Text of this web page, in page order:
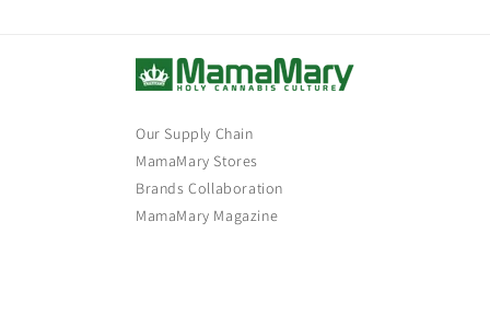
Our Supply Chain
MamaMary Stores
Brands Collaboration
MamaMary Magazine